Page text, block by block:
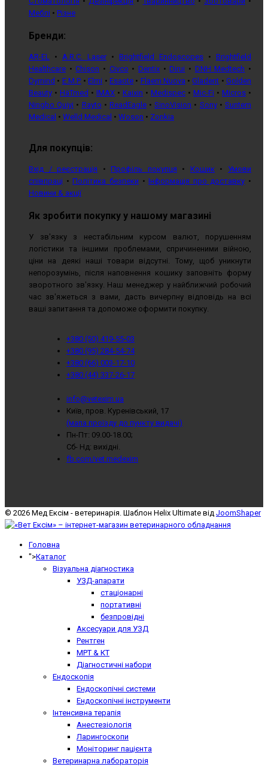
Меблі • Різне
Бренди:
AR-EL • A.R.C. Laser• Brightfield Endoscopes • Brightfield
Healthcare •Chison • Civco •Dentix •Dirui • DNH Medtech •
Dymind • E.M.P. •Elmi • Esaote• Flaem Nuova •Gladent •Golden
Beauty • HäTmed • IMAX • Kaixin • Medispec • Mic-Fi • Micros •
Ningbo Quiyi • Rayto • ReadEagle•SinoVision • Sony•Suntem
Medical • Welld Medical • Woson • Zonkia
Для покупців:
Вхід / реєстрація •Профіль покупця • Кошик• Умови
співпраці •Політика безпеки •Інформація про доставку •
Новини & акції
Як зробити покупку у нашому магазині
У зв'язку з нестабільним курсом валют, порушенням
логістики та іншими проблемами, спричиненими війною,
ціни на деякі наші товари відсутні. Тому, щоб уникнути
непорозумінь, після наповнення кошику заповніть форму
зворотного зв'язку. Наш менеджер у найближчий робочий
час зв'яжеться з вами, дасть вичерпну відповідь на всі
ваші запитання та допоможе оформити покупку.
+380 (50) 419-55-03
+380 (95) 284-54-74
+380 (66) 003-17-10
+380 (44) 337-26-17
info@vetexim.ua
Київ, пров. Куренівський, 17
(мапа проїзду до пункту видачі)
Пн-Пт: 09.00-18.00;
Сб- Нд: вихідні.
fb.com/vet.medexim
© 2026 Мед Ексім - ветеринарія. Шаблон Helix Ultimate від JoomShaper
Головна
">Каталог
Візуальна діагностика
УЗД-апарати
стаціонарні
портативні
безпровідні
Аксесуари для УЗД
Рентген
МРТ & КТ
Діагностичні набори
Ендоскопія
Ендоскопічні системи
Ендоскопічні інструменти
Інтенсивна терапія
Анестезіологія
Ларингоскопи
Моніторинг пацієнта
Ветеринарна лабораторія